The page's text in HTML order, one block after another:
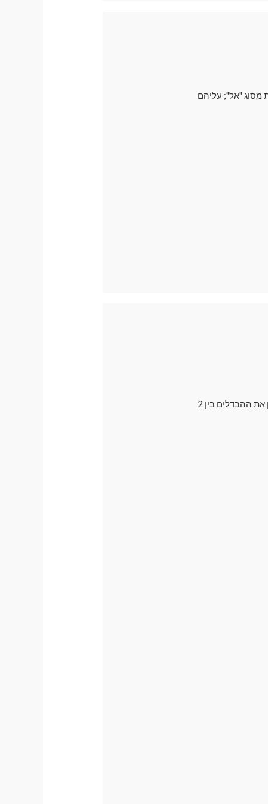
מסוג "אל"; עליהם
בדרך כלל אנו ממליצים לרכישה על וילונות מגנטיים עם פתח למראה , אך רבים עדיין רוצים להבין את ההבדלים בין 2